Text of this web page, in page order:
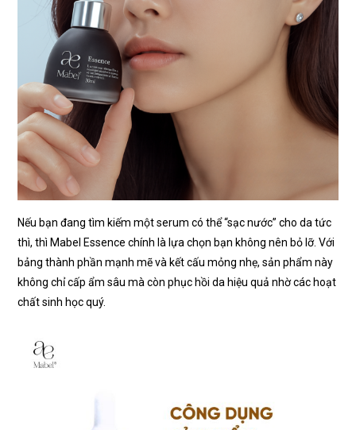
Nếu bạn đang tìm kiếm một serum có thể “sạc nước” cho da tức
thì, thì Mabel Essence chính là lựa chọn bạn không nên bỏ lỡ. Với
bảng thành phần mạnh mẽ và kết cấu mỏng nhẹ, sản phẩm này
không chỉ cấp ẩm sâu mà còn phục hồi da hiệu quả nhờ các hoạt
chất sinh học quý.